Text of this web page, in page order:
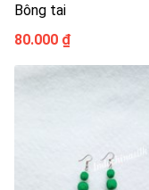
Bông tai
80.000 ₫